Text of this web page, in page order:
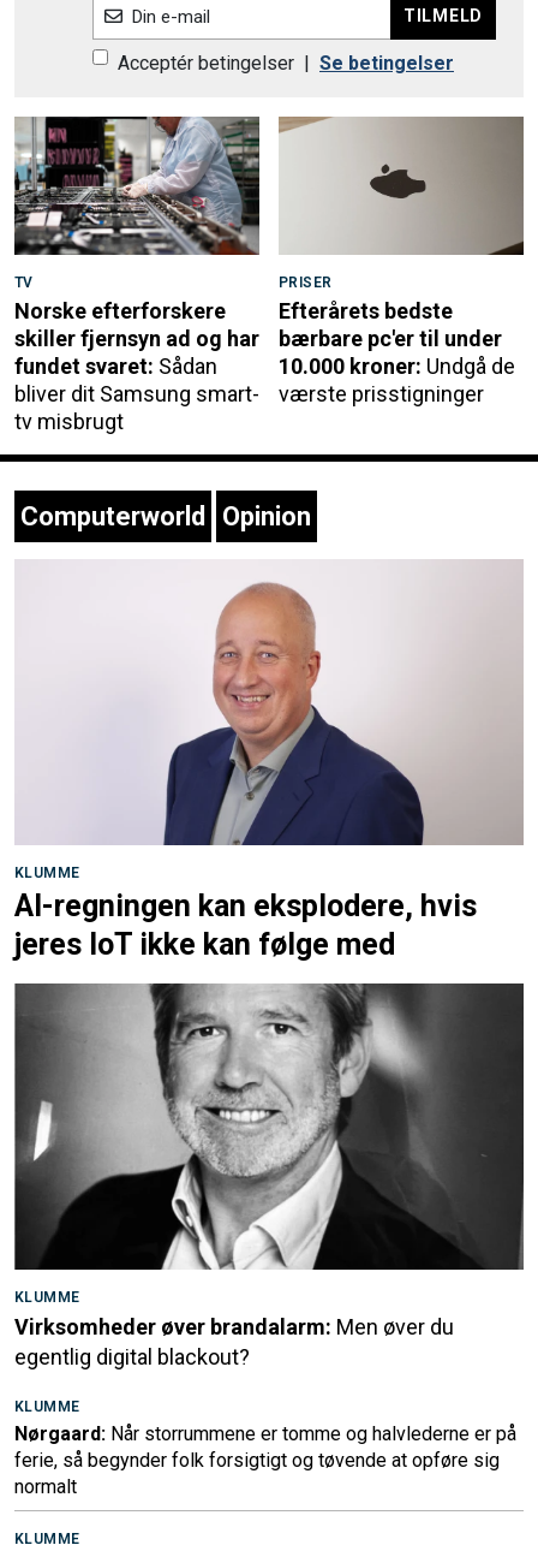
Din e-mail TILMELD
Acceptér betingelser Se betingelser
TV
Norske efterforskere
skiller fjernsyn ad og har
fundet svaret: Sådan
bliver dit Samsung smart-
tv misbrugt
PRISER
Efterårets bedste
bærbare pc'er til under
10.000 kroner: Undgå de
værste prisstigninger
Computerworld Opinion
KLUMME
AI-regningen kan eksplodere, hvis
jeres IoT ikke kan følge med
KLUMME
Virksomheder øver brandalarm: Men øver du
egentlig digital blackout?
KLUMME
Nørgaard: Når storrummene er tomme og halvlederne er på
ferie, så begynder folk forsigtigt og tøvende at opføre sig
normalt
KLUMME